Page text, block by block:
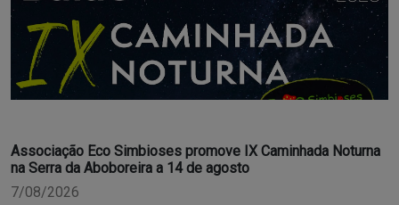
Associação Eco Simbioses promove IX Caminhada Noturna
na Serra da Aboboreira a 14 de agosto
7/08/2026